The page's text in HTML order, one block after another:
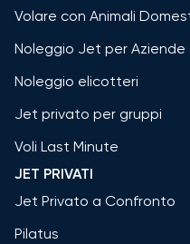
Volare con Animali
Noleggio Jet per Aziende
Noleggio elicotteri
Jet privato per gruppi
Voli Last Minute
JET PRIVATI
Jet Privato a Confronto
Pilatus